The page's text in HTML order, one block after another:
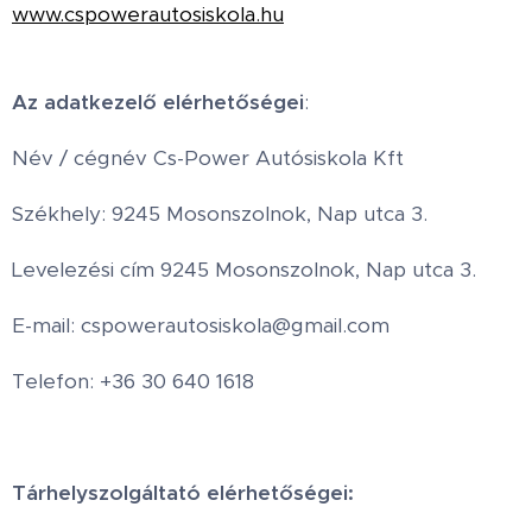
www.cspowerautosiskola.hu
Az adatkezelő elérhetőségei:
Név / cégnév Cs-Power Autósiskola Kft
Székhely: 9245 Mosonszolnok, Nap utca 3.
Levelezési cím 9245 Mosonszolnok, Nap utca 3.
E-mail: cspowerautosiskola@gmail.com
Telefon: +36 30 640 1618
Tárhelyszolgáltató elérhetőségei: